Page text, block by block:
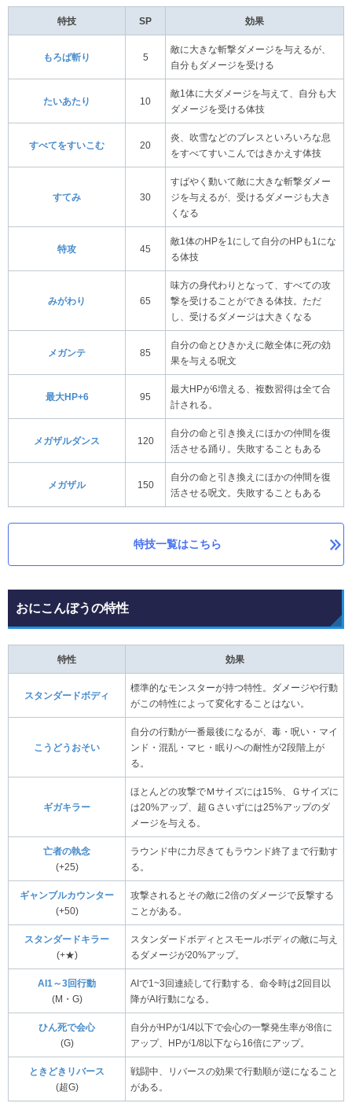
特技 SP 効果
もろば斬り 5
敵に大きな斬撃ダメージを与えるが、
自分もダメージを受ける
たいあたり 10
敵1体に大ダメージを与えて、自分も大
ダメージを受ける体技
すべてをすいこむ 20
炎、吹雪などのブレスといろいろな息
をすべてすいこんではきかえす体技
すてみ 30
すばやく動いて敵に大きな斬撃ダメー
ジを与えるが、受けるダメージも大き
くなる
特攻 45
敵1体のHPを1にして自分のHPも1にな
る体技
みがわり 65
味方の身代わりとなって、すべての攻
撃を受けることができる体技。ただ
し、受けるダメージは大きくなる
メガンテ 85
自分の命とひきかえに敵全体に死の効
果を与える呪文
最大HP+6 95
最大HPが6増える、複数習得は全て合
計される。
メガザルダンス 120
自分の命と引き換えにほかの仲間を復
活させる踊り。失敗することもある
メガザル 150
自分の命と引き換えにほかの仲間を復
活させる呪文。失敗することもある
特技一覧はこちら
おにこんぼうの特性
特性 効果
スタンダードボディ
標準的なモンスターが持つ特性。ダメージや行動
がこの特性によって変化することはない。
こうどうおそい
自分の行動が一番最後になるが、毒・呪い・マイ
ンド・混乱・マヒ・眠りへの耐性が2段階上が
る。
ギガキラー
ほとんどの攻撃でＭサイズには15%、Ｇサイズに
は20%アップ、超Ｇさいずには25%アップのダ
メージを与える。
亡者の執念
(+25)
ラウンド中に力尽きてもラウンド終了まで行動す
る。
ギャンブルカウンター
(+50)
攻撃されるとその敵に2倍のダメージで反撃する
ことがある。
スタンダードキラー
(+★)
スタンダードボディとスモールボディの敵に与え
るダメージが20%アップ。
AI1～3回行動
(M・G)
AIで1~3回連続して行動する、命令時は2回目以
降がAI行動になる。
ひん死で会心
(G)
自分がHPが1/4以下で会心の一撃発生率が8倍に
アップ、HPが1/8以下なら16倍にアップ。
ときどきリバース
(超G)
戦闘中、リバースの効果で行動順が逆になること
がある。